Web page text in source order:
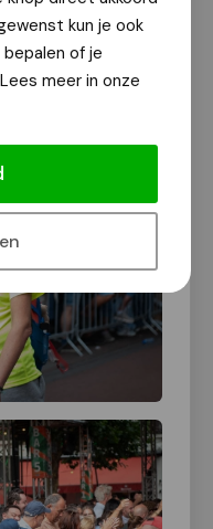
kun je ook
of je
meer in onze
weergave